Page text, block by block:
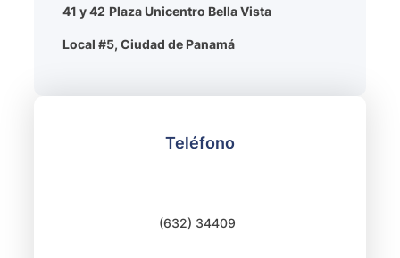
41 y 42 Plaza Unicentro Bella Vista
Local #5, Ciudad de Panamá
Teléfono
(632) 34409